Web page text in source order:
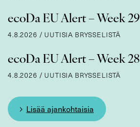
ecoDa EU Alert – Week 29
4.8.2026 / UUTISIA BRYSSELISTÄ
ecoDa EU Alert – Week 28
4.8.2026 / UUTISIA BRYSSELISTÄ
Lisää ajankohtaisia